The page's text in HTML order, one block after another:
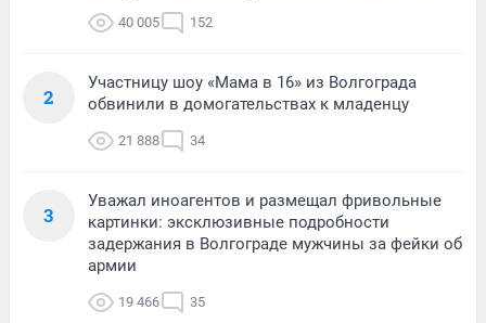
40 005 152
2
Участницу шоу «Мама в 16» из Волгограда
обвинили в домогательствах к младенцу
21 888 34
3
Уважал иноагентов и размещал фривольные
картинки: эксклюзивные подробности
задержания в Волгограде мужчины за фейки об
армии
19 466 35